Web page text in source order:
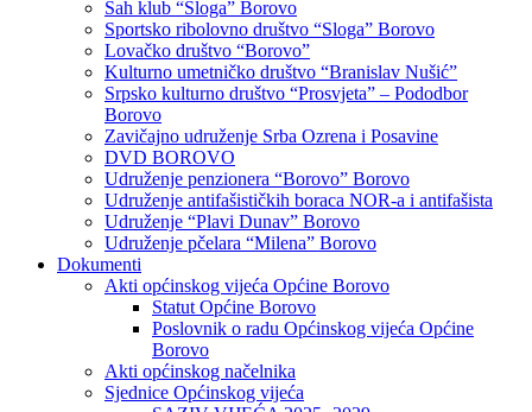
Šah klub “Sloga” Borovo
Sportsko ribolovno društvo “Sloga” Borovo
Lovačko društvo “Borovo”
Kulturno umetničko društvo “Branislav Nušić”
Srpsko kulturno društvo “Prosvjeta” – Pododbor
Borovo
Zavičajno udruženje Srba Ozrena i Posavine
DVD BOROVO
Udruženje penzionera “Borovo” Borovo
Udruženje antifašističkih boraca NOR-a i antifašista
Udruženje “Plavi Dunav” Borovo
Udruženje pčelara “Milena” Borovo
Dokumenti
Akti općinskog vijeća Općine Borovo
Statut Općine Borovo
Poslovnik o radu Općinskog vijeća Općine
Borovo
Akti općinskog načelnika
Sjednice Općinskog vijeća